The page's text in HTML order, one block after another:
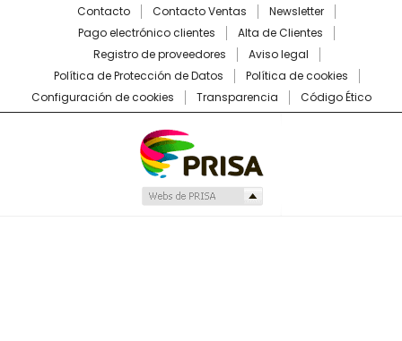
Contacto Contacto Ventas
Newsletter
Pago electrónico clientes
Alta de Clientes
Registro de proveedores
Aviso legal
Política de Protección de Datos
Política de cookies
Configuración de cookies
Transparencia Código Ético